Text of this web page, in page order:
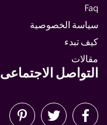
Faq
سياسة الخصوصية
كيف تبدء
مقالات
التواصل الاجتماعى